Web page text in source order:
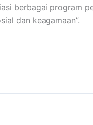
berbagai program
dan keagamaan”.